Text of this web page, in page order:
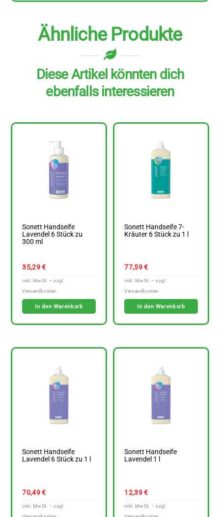
Ähnliche Produkte
Diese Artikel könnten dich
ebenfalls interessieren
Sonett Handseife
Lavendel 6 Stück zu
300 ml
35,29€
In den Warenkorb
Sonett Handseife 7-
Kräuter 6 Stück zu 1 l
77,59€
In den Warenkorb
Sonett Handseife
Lavendel 6 Stück zu 1 l
70,49€
Sonett Handseife
Lavendel 1 l
12,39€